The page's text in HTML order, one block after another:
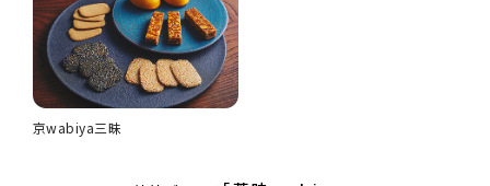
京wabiya三昧